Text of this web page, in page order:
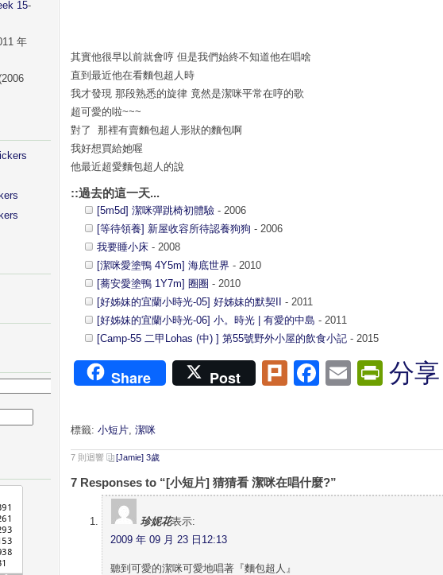
其實他很早以前就會哼 但是我們始終不知道他在唱啥
直到最近他在看麵包超人時
我才發現 那段熟悉的旋律 竟然是潔咪平常在哼的歌
超可愛的啦~~~
對了 那裡有賣麵包超人形狀的麵包啊
我好想買給她喔
他最近超愛麵包超人的說
::過去的這一天...
[5m5d] 潔咪彈跳椅初體驗 - 2006
[等待領養] 新屋收容所待認養狗狗 - 2006
我要睡小床 - 2008
[潔咪愛塗鴨 4Y5m] 海底世界 - 2010
[蕎安愛塗鴨 1Y7m] 圈圈 - 2010
[好姊妹的宜蘭小時光-05] 好姊妹的默契II
- 2011
[好姊妹的宜蘭小時光-06] 小。時光 | 有愛的中島 - 2011
[Camp-55 二甲Lohas (中) ] 第55號野外小屋的飲食小記 - 2015
Share Post PlurkFacebook
Email分享
標籤: 小短片, 潔咪
7 則迴響 [Jamie] 3歲
7 Responses to “[小短片] 猜猜看 潔咪在唱什麼?”
珍妮花表示:
2009 年 09 月 23 日12:13
聽到可愛的潔咪可愛地唱著『麵包超人』
15-
年